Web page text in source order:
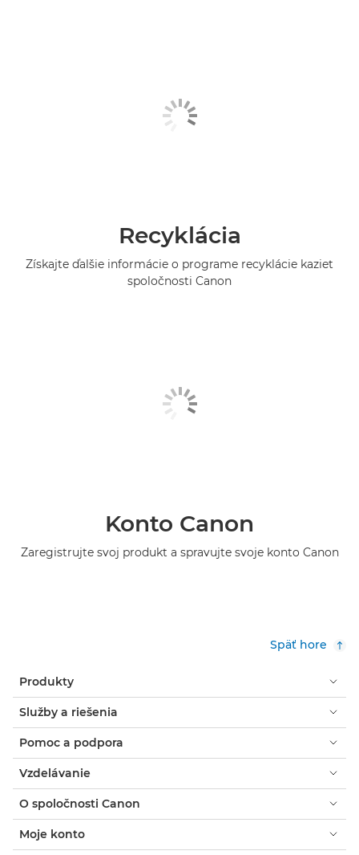
Recyklácia
Získajte ďalšie informácie o programe recyklácie kaziet
spoločnosti Canon
Konto Canon
Zaregistrujte svoj produkt a spravujte svoje konto Canon
Späť hore
Produkty
Služby a riešenia
Pomoc a podpora
Vzdelávanie
O spoločnosti Canon
Moje konto